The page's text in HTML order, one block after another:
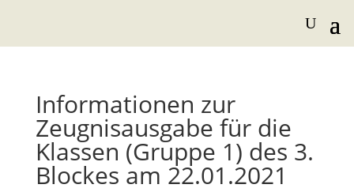
Informationen zur
Zeugnisausgabe für die
Klassen (Gruppe 1) des 3.
Blockes am 22.01.2021